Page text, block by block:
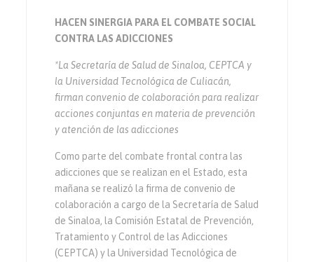
HACEN SINERGIA PARA EL COMBATE SOCIAL
CONTRA LAS ADICCIONES
*La Secretaría de Salud de Sinaloa, CEPTCA y
la Universidad Tecnológica de Culiacán,
firman convenio de colaboración para realizar
acciones conjuntas en materia de prevención
y atención de las adicciones
Como parte del combate frontal contra las
adicciones que se realizan en el Estado, esta
mañana se realizó la firma de convenio de
colaboración a cargo de la Secretaría de Salud
de Sinaloa, la Comisión Estatal de Prevención,
Tratamiento y Control de las Adicciones
(CEPTCA) y la Universidad Tecnológica de